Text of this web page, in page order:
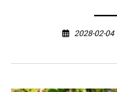
2028-02-